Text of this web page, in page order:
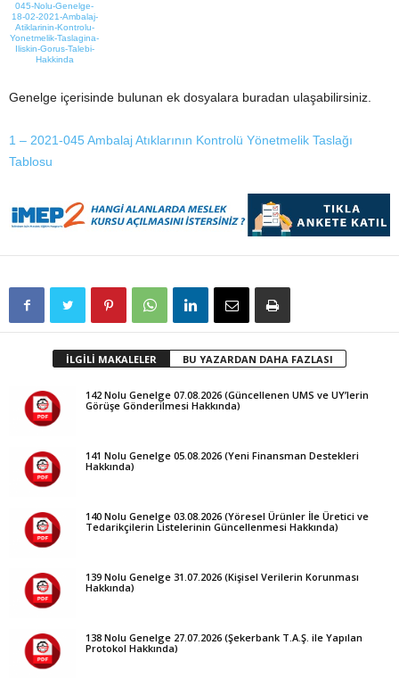
045-Nolu-Genelge-
18-02-2021-Ambalaj-
Atiklarinin-Kontrolu-
Yonetmelik-Taslagina-
Iliskin-Gorus-Talebi-
Hakkinda
Genelge içerisinde bulunan ek dosyalara buradan ulaşabilirsiniz.
1 – 2021-045 Ambalaj Atıklarının Kontrolü Yönetmelik Taslağı
Tablosu
İLGİLİ MAKALELER BU YAZARDAN DAHA FAZLASI
142 Nolu Genelge 07.08.2026 (Güncellenen UMS ve UY’lerin
Görüşe Gönderilmesi Hakkında)
141 Nolu Genelge 05.08.2026 (Yeni Finansman Destekleri
Hakkında)
140 Nolu Genelge 03.08.2026 (Yöresel Ürünler İle Üretici ve
Tedarikçilerin Listelerinin Güncellenmesi Hakkında)
139 Nolu Genelge 31.07.2026 (Kişisel Verilerin Korunması
Hakkında)
138 Nolu Genelge 27.07.2026 (Şekerbank T.A.Ş. ile Yapılan
Protokol Hakkında)